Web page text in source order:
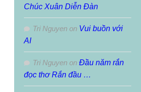
Chúc Xuân Diễn Đàn
Tri Nguyen on Vui buồn với
AI
Tri Nguyen on Đầu năm rắn
đọc thơ Rắn đầu …